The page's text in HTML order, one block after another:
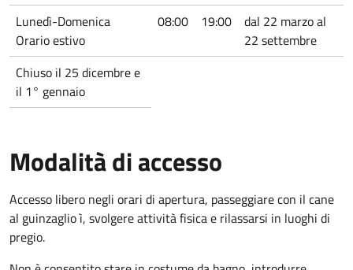
Lunedì-Domenica
Orario estivo
08:00 19:00
dal 22 marzo al
22 settembre
Chiuso il 25 dicembre e
il 1° gennaio
Modalità di accesso
Accesso libero negli orari di apertura, passeggiare con il cane
al guinzaglio ì, svolgere attività fisica e rilassarsi in luoghi di
pregio.